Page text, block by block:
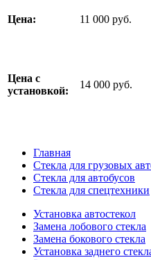
Цена: 11 000 руб.
Цена с
установкой:
14 000 руб.
Главная
Стекла для грузовых
Стекла для автобусов
Стекла для спецтехники
Установка автостекол
Замена лобового стекла
Замена бокового стекла
Установка заднего